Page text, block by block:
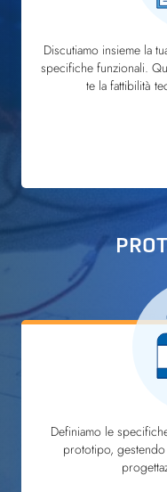
Discutiamo insieme la
specifiche funzionali.
te la fattibilità
Definiamo le
prototipo,